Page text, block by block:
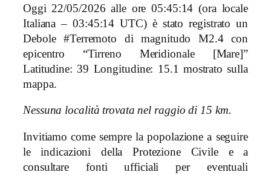
Oggi 22/05/2026 alle ore 05:45:14 (ora locale
Italiana – 03:45:14 UTC) è stato registrato un
Debole #Terremoto di magnitudo M2.4 con
epicentro “Tirreno Meridionale [Mare]”
Latitudine: 39 Longitudine: 15.1 mostrato sulla
mappa.
Nessuna località trovata nel raggio di 15 km.
Invitiamo come sempre la popolazione a seguire
le indicazioni della Protezione Civile e a
consultare fonti ufficiali per eventuali